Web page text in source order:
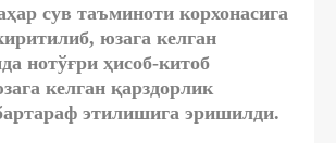
сув таъминоти корхонасига
юзага келган
нотўғри ҳисоб-китоб
келган қарздорлик
этилишига эришилди.